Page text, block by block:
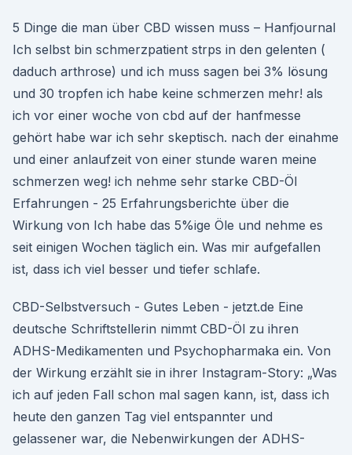
5 Dinge die man über CBD wissen muss – Hanfjournal
Ich selbst bin schmerzpatient strps in den gelenten (
daduch arthrose) und ich muss sagen bei 3% lösung
und 30 tropfen ich habe keine schmerzen mehr! als
ich vor einer woche von cbd auf der hanfmesse
gehört habe war ich sehr skeptisch. nach der einahme
und einer anlaufzeit von einer stunde waren meine
schmerzen weg! ich nehme sehr starke CBD-Öl
Erfahrungen - 25 Erfahrungsberichte über die
Wirkung von Ich habe das 5%ige Öle und nehme es
seit einigen Wochen täglich ein. Was mir aufgefallen
ist, dass ich viel besser und tiefer schlafe.
CBD-Selbstversuch - Gutes Leben - jetzt.de Eine
deutsche Schriftstellerin nimmt CBD-Öl zu ihren
ADHS-Medikamenten und Psychopharmaka ein. Von
der Wirkung erzählt sie in ihrer Instagram-Story: „Was
ich auf jeden Fall schon mal sagen kann, ist, dass ich
heute den ganzen Tag viel entspannter und
gelassener war, die Nebenwirkungen der ADHS-